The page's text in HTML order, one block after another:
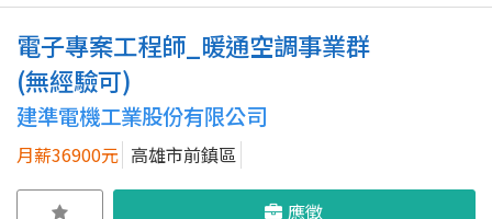
電子專案工程師_暖通空調事業群
(無經驗可)
建準電機工業股份有限公司
月薪36900元 高雄市前鎮區
應徵